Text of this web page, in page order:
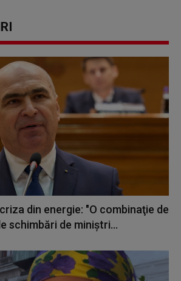
din energie: "O combinaţie de
schimbări de miniştri...